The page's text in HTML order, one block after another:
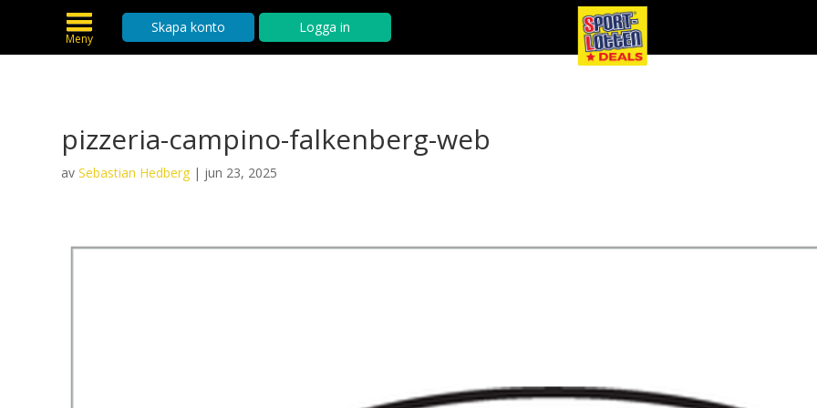
Meny
Skapa konto Logga in
pizzeria-campino-falkenberg-web
avSebastian Hedberg | jun 23, 2025